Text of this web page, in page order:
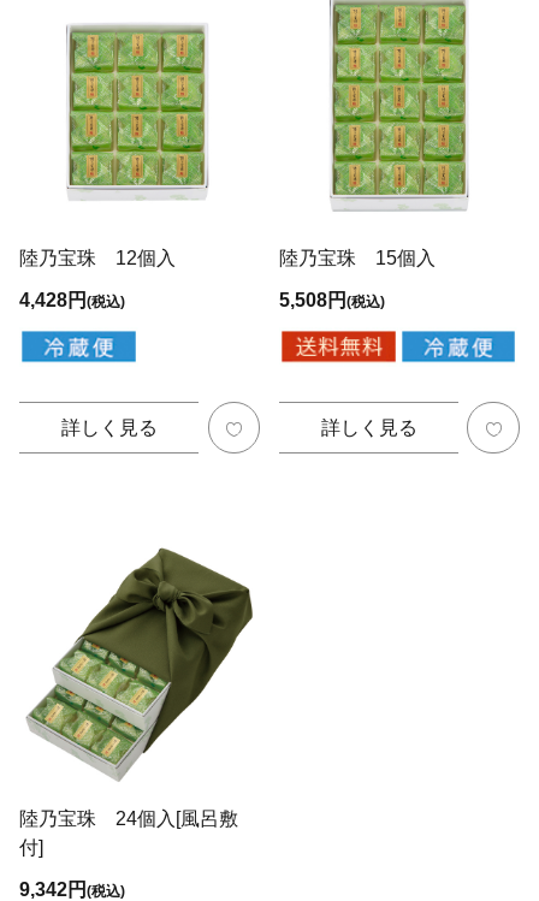
陸乃宝珠 12個入
4,428円(税込)
詳しく見る
陸乃宝珠 15個入
5,508円(税込)
詳しく見る
陸乃宝珠 24個入[風呂敷
付]
9,342円(税込)